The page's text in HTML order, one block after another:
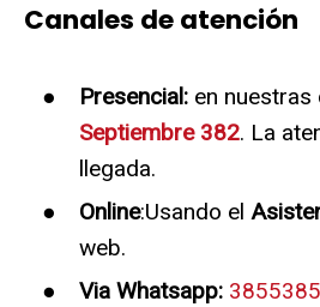
Canales de atención
Presencial:en nuestras
Septiembre 382. La
llegada.
Online:Usando el
web.
Via Whatsapp: